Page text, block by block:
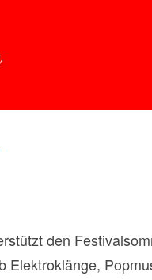
den
Elektroklänge,